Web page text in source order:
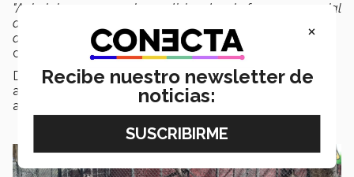
"Anhelaba conocer a los participantes de forma presencial
después de todo el trabajo de organización que fue
desde principios de año",agregó Andrea González, del
comité organizador
Después delas adversidades y con gran orgullo
además del trabajo del comité organizador y los
alumnos voluntarios
el Integratec
×
Recibe nuestro newsletter de
noticias: